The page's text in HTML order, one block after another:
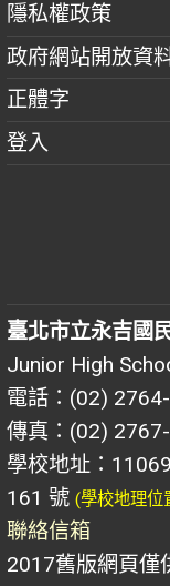
隱私權政策
政府網站開放資
正體字
登入
臺北市立永吉國
Junior High
電話：(02)
傳真：(02)
學校地址：
161 號 (學校地理位
聯絡信箱
2017舊版網頁僅